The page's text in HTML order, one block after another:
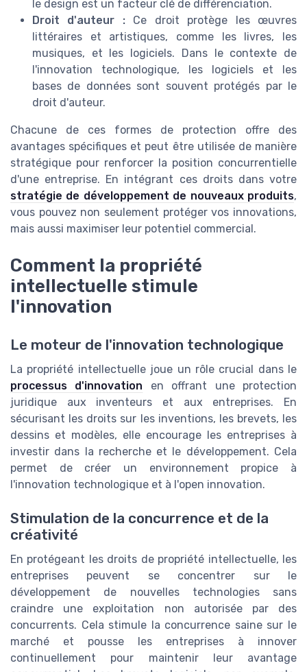
le design est un facteur clé de différenciation.
Droit d'auteur :Ce droit protège les œuvres
littéraires et artistiques, comme les livres, les
musiques, et les logiciels. Dans le contexte de
l'innovation technologique, les logiciels et les
bases de données sont souvent protégés par le
droit d'auteur.
Chacune de ces formes de protection offre des
avantages spécifiques et peut être utilisée de manière
stratégique pour renforcer la position concurrentielle
d'une entreprise. En intégrant ces droits dans votre
stratégie de développement de nouveaux produits,
vous pouvez non seulement protéger vos innovations,
mais aussi maximiser leur potentiel commercial.
Comment la propriété
intellectuelle stimule
l'innovation
Le moteur de l'innovation technologique
La propriété intellectuelle joue un rôle crucial dans le
processus d'innovation en offrant une protection
juridique aux inventeurs et aux entreprises. En
sécurisant les droits sur les inventions, les brevets, les
dessins et modèles, elle encourage les entreprises à
investir dans la recherche et le développement. Cela
permet de créer un environnement propice à
l'innovation technologique et à l'open innovation.
Stimulation de la concurrence et de la
créativité
En protégeant les droits de propriété intellectuelle, les
entreprises peuvent se concentrer sur le
développement de nouvelles technologies sans
craindre une exploitation non autorisée par des
concurrents. Cela stimule la concurrence saine sur le
marché et pousse les entreprises à innover
continuellement pour maintenir leur avantage